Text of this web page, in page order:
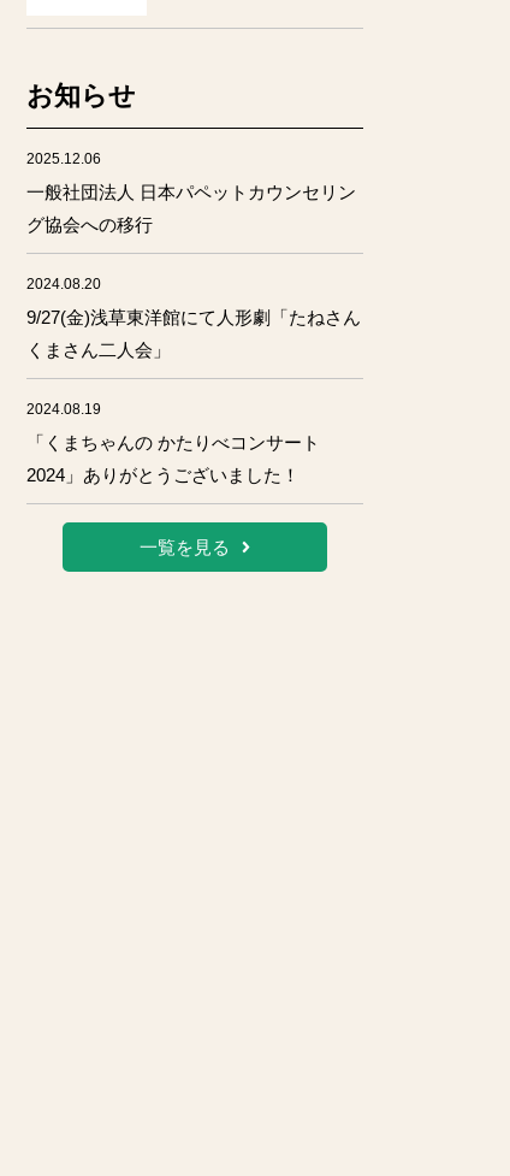
お知らせ
2025.12.06
一般社団法人 日本パペットカウンセリン
グ協会への移行
2024.08.20
9/27(金)浅草東洋館にて人形劇「たねさん
くまさん二人会」
2024.08.19
「くまちゃんの かたりべコンサート
2024」ありがとうございました！
一覧を見る